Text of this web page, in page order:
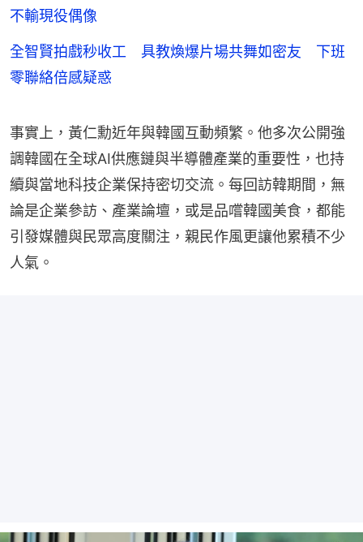
不輸現役偶像
全智賢拍戲秒收工 具教煥爆片場共舞如密友 下班
零聯絡倍感疑惑
事實上，黃仁勳近年與韓國互動頻繁。他多次公開強
調韓國在全球AI供應鏈與半導體產業的重要性，也持
續與當地科技企業保持密切交流。每回訪韓期間，無
論是企業參訪、產業論壇，或是品嚐韓國美食，都能
引發媒體與民眾高度關注，親民作風更讓他累積不少
人氣。